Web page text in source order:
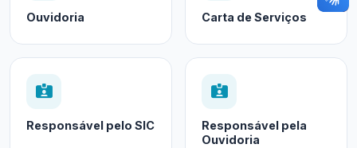
Ouvidoria Carta de Serviços
Responsável pelo SIC
Responsável pela
Ouvidoria